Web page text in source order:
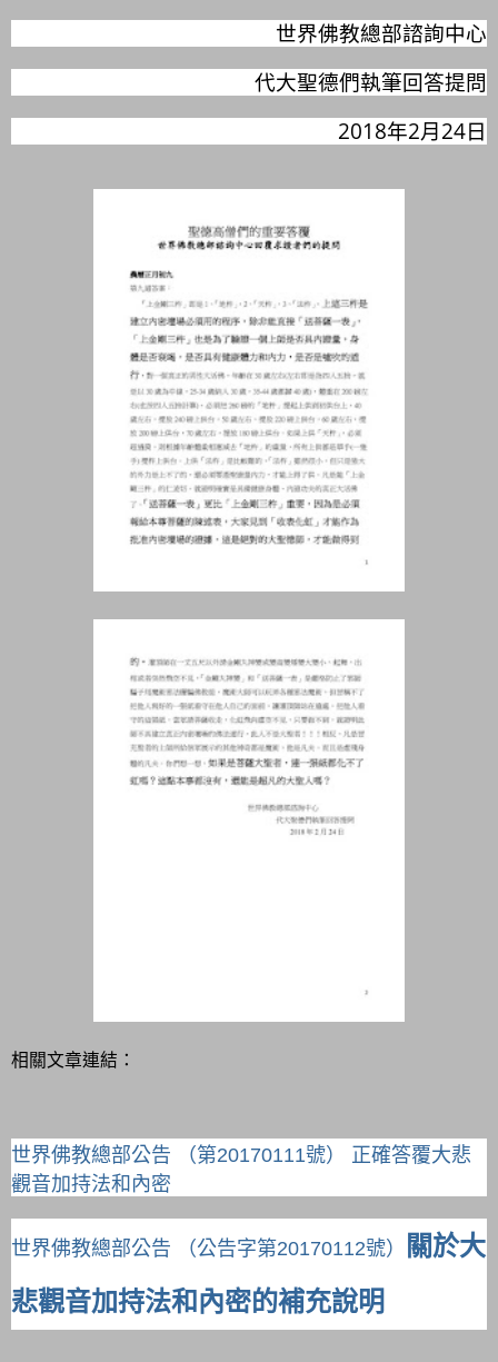
世界佛教總部諮詢中心
代大聖德們執筆回答提問
2018年2月24日
相關文章連結：
世界佛教總部公告 （第20170111號） 正確答覆大悲
觀音加持法和內密
世界佛教總部公告 （公告字第20170112號）
關於大
悲觀音加持法和內密的補充說明